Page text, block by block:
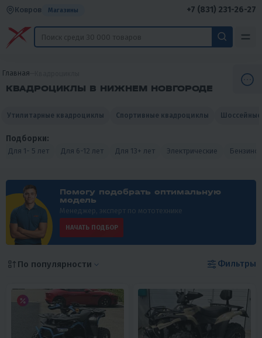
Ковров Магазины +7 (831) 231-26-27
Главная
КВАДРОЦИКЛЫ В НИЖНЕМ НОВГОРОДЕ
Утилитарные квадроциклы Спортивные квадроциклы
Подборки:
Для 1- 5 лет Для 6-12 лет Для 13+ лет Электрические
Помогу подобрать оптимальную
модель
Менеджер, эксперт по мототехнике
НАЧАТЬ ПОДБОР
По популярности Фильтры